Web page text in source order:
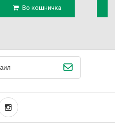
Во кошничка